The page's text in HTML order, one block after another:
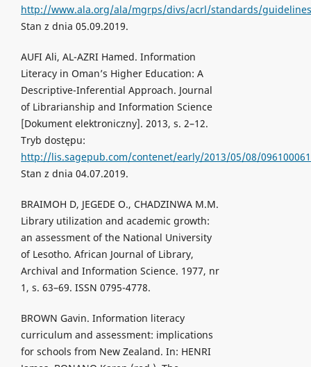
http://www.ala.org/ala/mgrps/divs/acrl/standards/
Stan z dnia 05.09.2019.
AUFI Ali, AL-AZRI Hamed. Information
Literacy in Oman’s Higher Education: A
Descriptive-Inferential Approach. Journal
of Librarianship and Information Science
[Dokument elektroniczny]. 2013, s. 2–12.
Tryb dostępu:
http://lis.sagepub.com/contenet/early/2013/05/08/
Stan z dnia 04.07.2019.
BRAIMOH D, JEGEDE O., CHADZINWA M.M.
Library utilization and academic growth:
an assessment of the National University
of Lesotho. African Journal of Library,
Archival and Information Science. 1977, nr
1, s. 63–69. ISSN 0795-4778.
BROWN Gavin. Information literacy
curriculum and assessment: implications
for schools from New Zealand. In: HENRI